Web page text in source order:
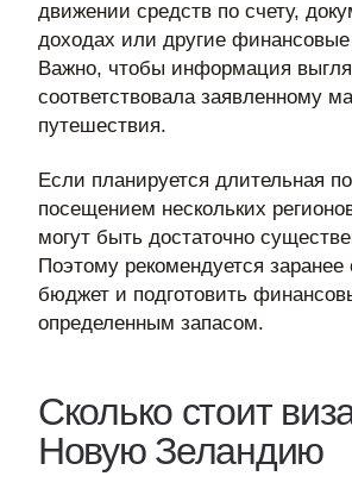
движении средств по счету,
доходах или другие
Важно, чтобы информация
соответствовала заявленному
путешествия.
Если планируется длительная
посещением нескольких
могут быть достаточно
Поэтому рекомендуется заранее
бюджет и подготовить
определенным запасом.
Сколько стоит
Новую Зеландию